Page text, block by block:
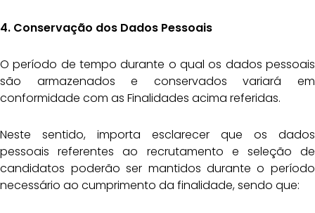
4. Conservação dos Dados Pessoais
O período de tempo durante o qual os dados pessoais
são armazenados e conservados variará em
conformidade com as Finalidades acima referidas.
Neste sentido, importa esclarecer que os dados
pessoais referentes ao recrutamento e seleção de
candidatos poderão ser mantidos durante o período
necessário ao cumprimento da finalidade, sendo que: